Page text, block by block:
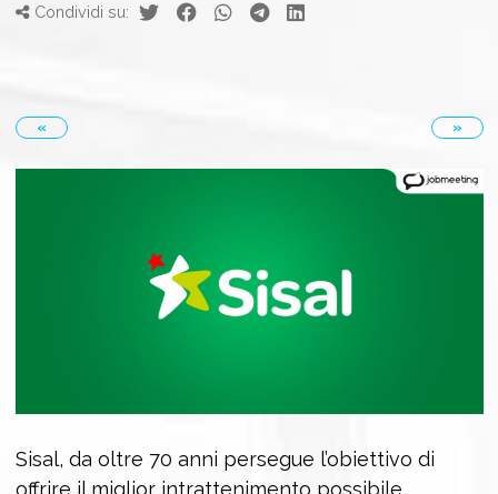
Condividi su:
« »
Sisal, da oltre 70 anni persegue l’obiettivo di
offrire il miglior intrattenimento possibile,